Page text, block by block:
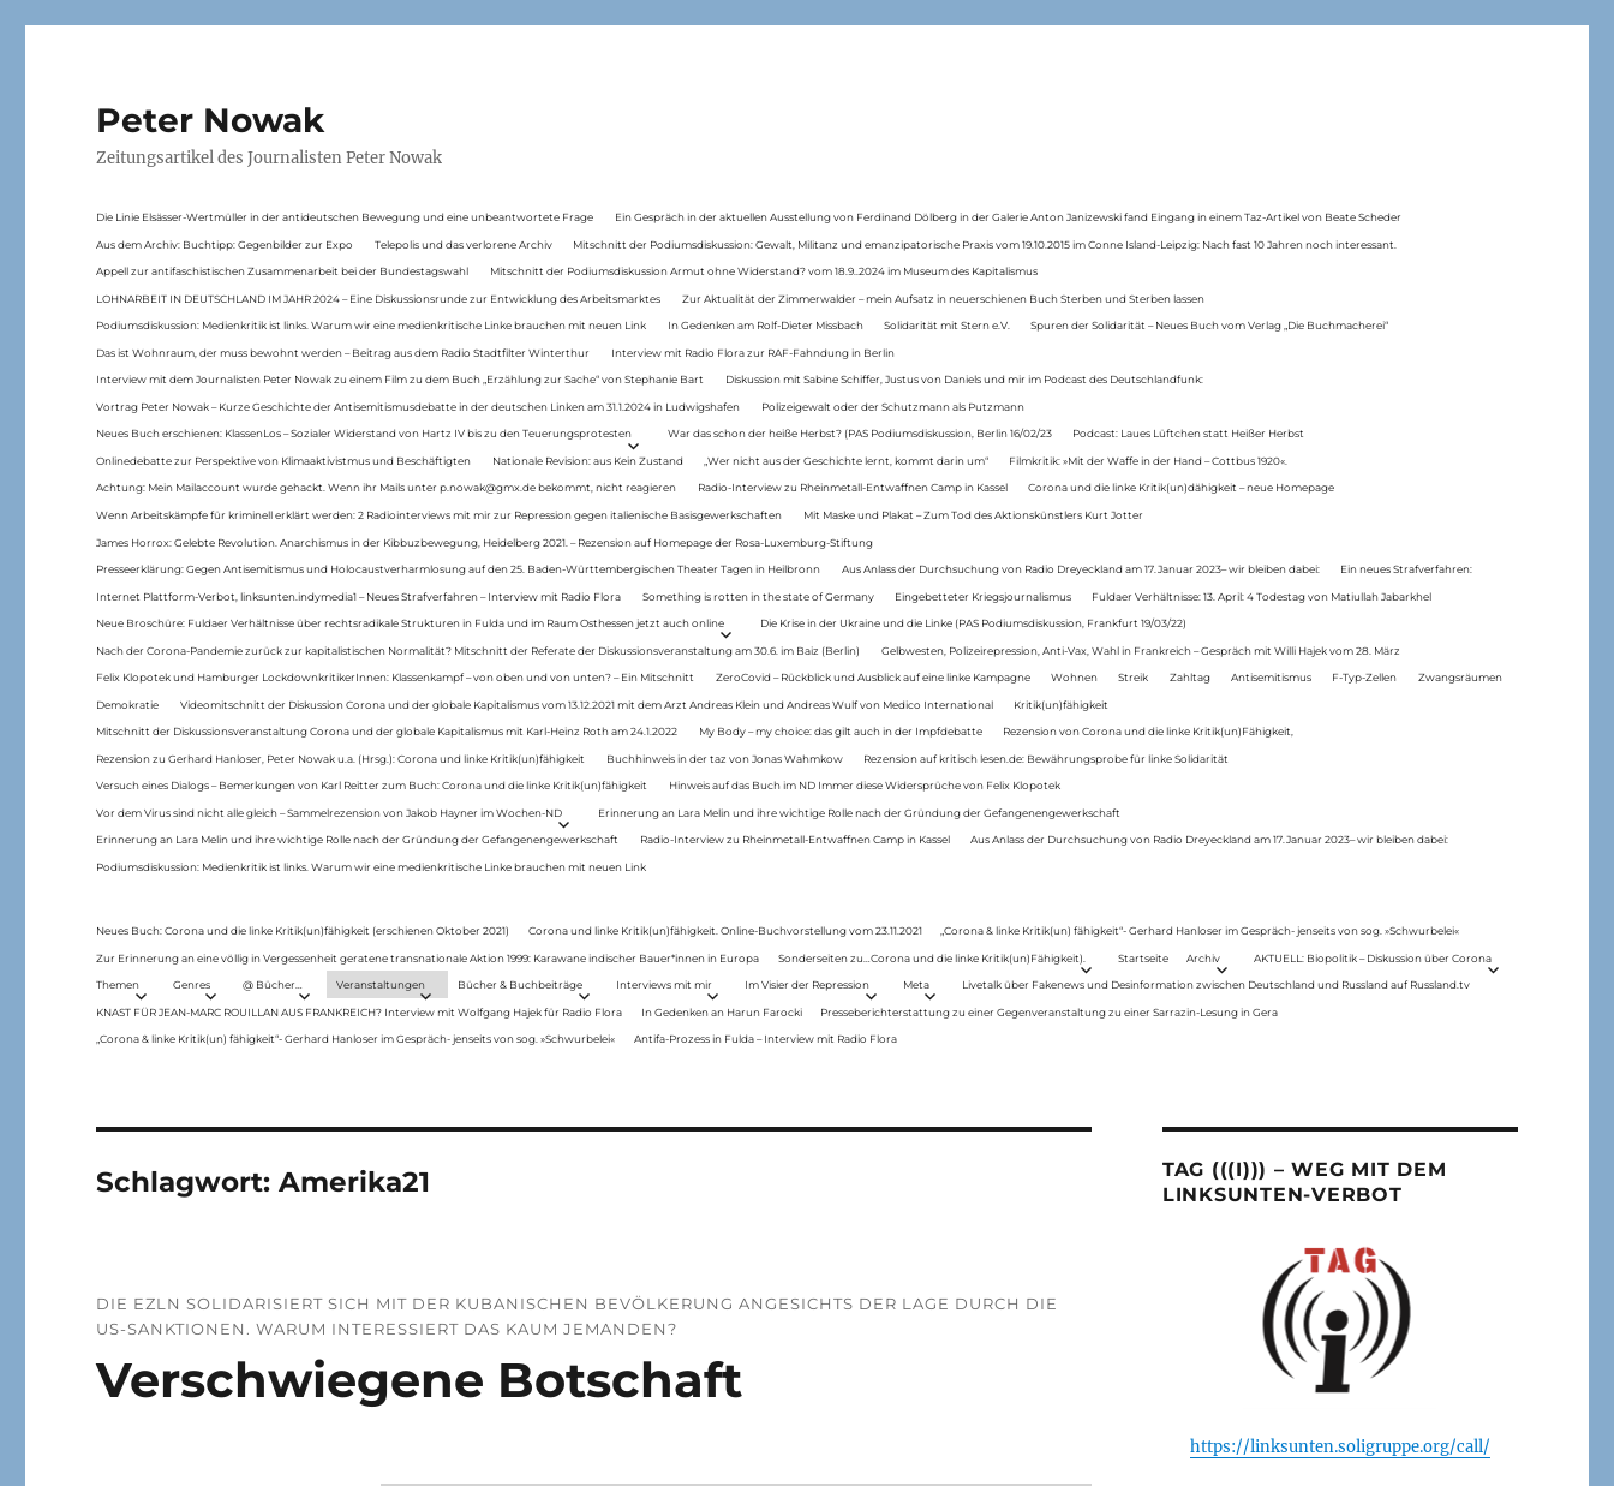
Peter Nowak
Zeitungsartikel des Journalisten Peter Nowak
Die Linie Elsässer-Wertmüller in der antideutschen Bewegung und eine unbeantwortete Frage Ein Gespräch in der aktuellen Ausstellung von Ferdinand Dölberg in der Galerie Anton Janizewski fand Eingang in einem Taz-Artikel von Beate Scheder
Aus dem Archiv: Buchtipp: Gegenbilder zur Expo Telepolis und das verlorene Archiv Mitschnitt der Podiumsdiskussion: Gewalt, Militanz und emanzipatorische Praxis vom 19.10.2015 im Conne Island-Leipzig: Nach fast 10 Jahren noch interessant.
Appell zur antifaschistischen Zusammenarbeit bei der Bundestagswahl Mitschnitt der Podiumsdiskussion Armut ohne Widerstand? vom 18.9..2024 im Museum des Kapitalismus
LOHNARBEIT IN DEUTSCHLAND IM JAHR 2024 – Eine Diskussionsrunde zur Entwicklung des Arbeitsmarktes Zur Aktualität der Zimmerwalder – mein Aufsatz in neuerschienen Buch Sterben und Sterben lassen
Podiumsdiskussion: Medienkritik ist links. Warum wir eine medienkritische Linke brauchen mit neuen Link In Gedenken am Rolf-Dieter Missbach Solidarität mit Stern e.V. Spuren der Solidarität – Neues Buch vom Verlag „Die Buchmacherei“
Das ist Wohnraum, der muss bewohnt werden – Beitrag aus dem Radio Stadtfilter Winterthur Interview mit Radio Flora zur RAF-Fahndung in Berlin
Interview mit dem Journalisten Peter Nowak zu einem Film zu dem Buch „Erzählung zur Sache“ von Stephanie Bart Diskussion mit Sabine Schiffer, Justus von Daniels und mir im Podcast des Deutschlandfunk:
Vortrag Peter Nowak – Kurze Geschichte der Antisemitismusdebatte in der deutschen Linken am 31.1.2024 in Ludwigshafen Polizeigewalt oder der Schutzmann als Putzmann
Neues Buch erschienen: KlassenLos – Sozialer Widerstand von Hartz IV bis zu den Teuerungsprotesten War das schon der heiße Herbst? (PAS Podiumsdiskussion, Berlin 16/02/23 Podcast: Laues Lüftchen statt Heißer Herbst
Onlinedebatte zur Perspektive von Klimaaktivistmus und Beschäftigten Nationale Revision: aus Kein Zustand „Wer nicht aus der Geschichte lernt, kommt darin um“ Filmkritik: »Mit der Waffe in der Hand – Cottbus 1920«.
Achtung: Mein Mailaccount wurde gehackt. Wenn ihr Mails unter p.nowak@gmx.de bekommt, nicht reagieren Radio-Interview zu Rheinmetall-Entwaffnen Camp in Kassel Corona und die linke Kritik(un)dähigkeit – neue Homepage
Wenn Arbeitskämpfe für kriminell erklärt werden: 2 Radiointerviews mit mir zur Repression gegen italienische Basisgewerkschaften Mit Maske und Plakat – Zum Tod des Aktionskünstlers Kurt Jotter
James Horrox: Gelebte Revolution. Anarchismus in der Kibbuzbewegung, Heidelberg 2021. – Rezension auf Homepage der Rosa-Luxemburg-Stiftung
Presseerklärung: Gegen Antisemitismus und Holocaustverharmlosung auf den 25. Baden-Württembergischen Theater Tagen in Heilbronn Aus Anlass der Durchsuchung von Radio Dreyeckland am 17.Januar 2023– wir bleiben dabei: Ein neues Strafverfahren:
Internet Plattform-Verbot, linksunten.indymedia1 – Neues Strafverfahren – Interview mit Radio Flora Something is rotten in the state of Germany Eingebetteter Kriegsjournalismus Fuldaer Verhältnisse: 13. April: 4 Todestag von Matiul­lah Jabarkhel
Neue Broschüre: Fuldaer Verhältnisse über rechtsradikale Strukturen in Fulda und im Raum Osthessen jetzt auch online Die Krise in der Ukraine und die Linke (PAS Podiumsdiskussion, Frankfurt 19/03/22)
Nach der Corona-Pandemie zurück zur kapitalistischen Normalität? Mitschnitt der Referate der Diskussionsveranstaltung am 30.6. im Baiz (Berlin) Gelbwesten, Polizeirepression, Anti-Vax, Wahl in Frankreich – Gespräch mit Willi Hajek vom 28. März
Felix Klopotek und Hamburger LockdownkritikerInnen: Klassenkampf – von oben und von unten? – Ein Mitschnitt ZeroCovid – Rückblick und Ausblick auf eine linke Kampagne Wohnen Streik Zahltag Antisemitismus F-Typ-Zellen Zwangsräumen
Demokratie Videomitschnitt der Diskussion Corona und der globale Kapitalismus vom 13.12.2021 mit dem Arzt Andreas Klein und Andreas Wulf von Medico International Kritik(un)fähigkeit
Mitschnitt der Diskussionsveranstaltung Corona und der globale Kapitalismus mit Karl-Heinz Roth am 24.1.2022 My Body – my choice: das gilt auch in der Impfdebatte Rezension von Corona und die linke Kritik(un)Fähigkeit,
Rezension zu Gerhard Hanloser, Peter Nowak u.a. (Hrsg.): Corona und linke Kritik(un)fähigkeit Buchhinweis in der taz von Jonas Wahmkow Rezension auf kritisch lesen.de: Bewährungsprobe für linke Solidarität
Versuch eines Dialogs – Bemerkungen von Karl Reitter zum Buch: Corona und die linke Kritik(un)fähigkeit Hinweis auf das Buch im ND Immer diese Widersprüche von Felix Klopotek
Vor dem Virus sind nicht alle gleich – Sammelrezension von Jakob Hayner im Wochen-ND Erinnerung an Lara Melin und ihre wichtige Rolle nach der Gründung der Gefangenengewerkschaft
Erinnerung an Lara Melin und ihre wichtige Rolle nach der Gründung der Gefangenengewerkschaft Radio-Interview zu Rheinmetall-Entwaffnen Camp in Kassel Aus Anlass der Durchsuchung von Radio Dreyeckland am 17.Januar 2023– wir bleiben dabei:
Podiumsdiskussion: Medienkritik ist links. Warum wir eine medienkritische Linke brauchen mit neuen Link
Neues Buch: Corona und die linke Kritik(un)fähigkeit (erschienen Oktober 2021) Corona und linke Kritik(un)fähigkeit. Online-Buchvorstellung vom 23.11.2021 „Corona & linke Kritik(un) fähigkeit“- Gerhard Hanloser im Gespräch- jenseits von sog. »Schwurbelei«
Zur Erinnerung an eine völlig in Vergessenheit geratene transnationale Aktion 1999: Karawane indischer Bauer*innen in Europa Sonderseiten zu…Corona und die linke Kritik(un)Fähigkeit). Startseite Archiv AKTUELL: Biopolitik – Diskussion über Corona
Themen Genres @ Bücher… Veranstaltungen Bücher & Buchbeiträge Interviews mit mir Im Visier der Repression Meta Livetalk über Fakenews und Desinformation zwischen Deutschland und Russland auf Russland.tv
KNAST FÜR JEAN-MARC ROUILLAN AUS FRANKREICH? Interview mit Wolfgang Hajek für Radio Flora In Gedenken an Harun Farocki Presseberichterstattung zu einer Gegenveranstaltung zu einer Sarrazin-Lesung in Gera
„Corona & linke Kritik(un) fähigkeit“- Gerhard Hanloser im Gespräch- jenseits von sog. »Schwurbelei« Antifa-Prozess in Fulda – Interview mit Radio Flora
Schlagwort:Amerika21
DIE EZLN SOLIDARISIERT SICH MIT DER KUBANISCHEN BEVÖLKERUNG ANGESICHTS DER LAGE DURCH DIE
US-SANKTIONEN. WARUM INTERESSIERT DAS KAUM JEMANDEN?
Verschwiegene Botschaft
TAG (((I))) – WEG MIT DEM
LINKSUNTEN-VERBOT
https://linksunten.soligruppe.org/call/